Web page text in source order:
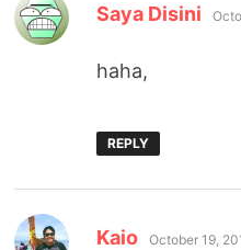
Saya Disini
haha,
REPLY
Kaio says:
October 19,